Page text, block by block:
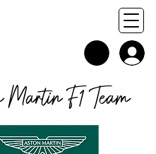
F1 Team